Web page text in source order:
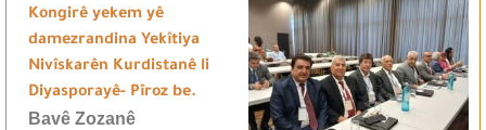
Kongirê yekem yê
damezrandina Yekîtiya
Nivîskarên Kurdistanê li
Diyasporayê- Pîroz be.
Bavê Zozanê